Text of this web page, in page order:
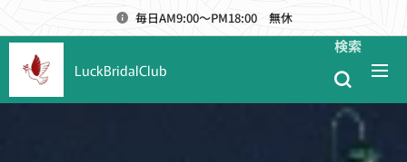
毎日AM9:00～PM18:00 無休
LuckBridalClub
検索